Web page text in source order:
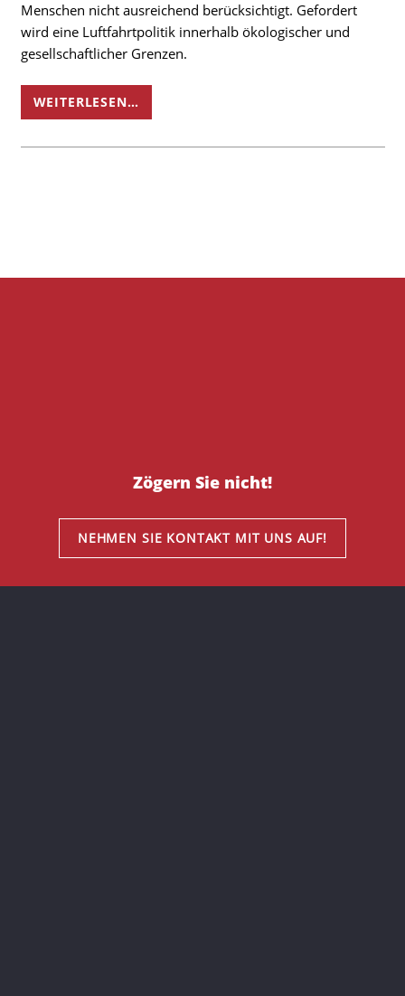
Menschen nicht ausreichend berücksichtigt. Gefordert
wird eine Luftfahrtpolitik innerhalb ökologischer und
gesellschaftlicher Grenzen.
WEITERLESEN…
Zögern Sie nicht!
NEHMEN SIE KONTAKT MIT UNS AUF!